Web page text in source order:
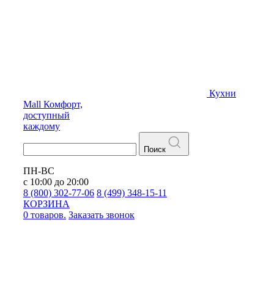
Кухни
Mall Комфорт,
доступный
каждому
Поиск
ПН-ВС
с 10:00 до 20:00
8 (800) 302-77-06 8 (499) 348-15-11
КОРЗИНА
0 товаров. Заказать звонок